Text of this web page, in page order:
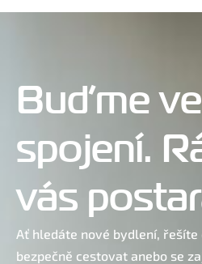
Buďme ve
spojení.
vás
Ať hledáte nové bydlení, řešíte
bezpečně cestovat anebo se